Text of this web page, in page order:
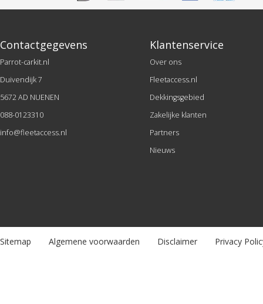
Contactgegevens
Parrot-carkit.nl
Duivendijk 7
5672 AD NUENEN
088-0123310
info@fleetaccess.nl
Klantenservice
Over ons
Fleetaccess.nl
Dekkingsgebied
Zakelijke klanten
Partners
Nieuws
Sitemap Algemene voorwaarden Disclaimer Privacy